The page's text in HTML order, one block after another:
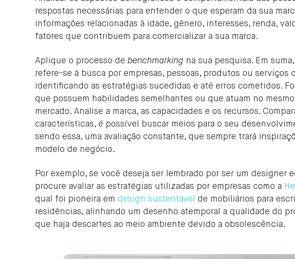
respostas necessárias para entender o que esperam da sua
informações relacionadas à idade, gênero, interesses, renda,
fatores que contribuem para comercializar a sua marca.
Aplique o processo de benchmarking na sua pesquisa. Em
refere-se à busca por empresas, pessoas, produtos ou serviços
identificando as estratégias sucedidas e até erros cometidos.
que possuem habilidades semelhantes ou que atuam no
mercado. Analise a marca, as capacidades e os recursos.
características, é possível buscar meios para o seu
sendo essa, uma avaliação constante, que sempre trará
modelo de negócio.
Por exemplo, se você deseja ser lembrado por ser um designer
procure avaliar as estratégias utilizadas por empresas como a
qual foi pioneira em design sustentável
de mobiliários para
residências, alinhando um desenho atemporal a qualidade do
que haja descartes ao meio ambiente devido a obsolescência.